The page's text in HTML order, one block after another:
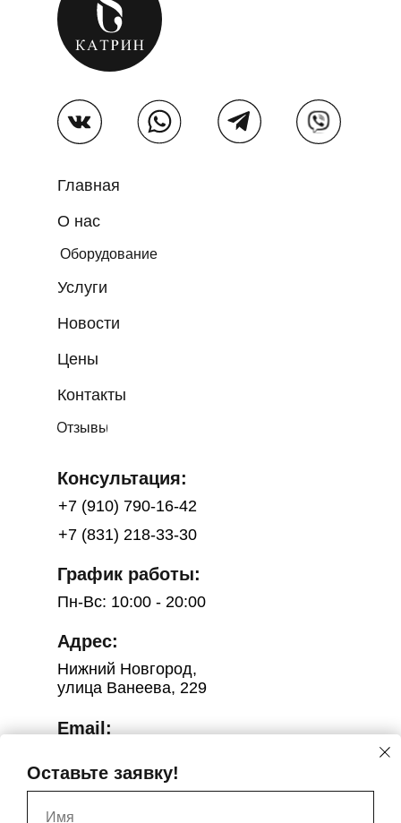
Email:
Нижний Новгород,
улица Ванеева, 229
Адрес:
Пн-Вс: 10:00 - 20:00
Главная
Услуги
О нас
Новости
Контакты
Цены
Оборудование
Отзывы
График работы:
+7 (910) 790-16-42
+7 (831) 218-33-30
Консультация:
Оставьте заявку!